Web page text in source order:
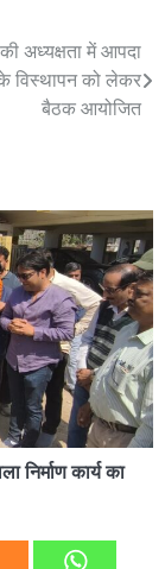
अध्यक्षता में आपदा
के विस्थापन को लेकर
बैठक आयोजित
निर्माण कार्य का